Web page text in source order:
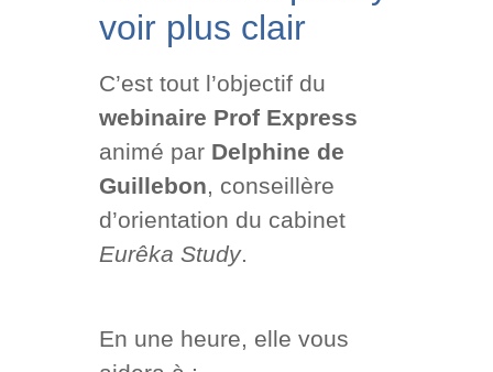
voir plus clair
C’est tout l’objectif du
webinaire Prof Express
animé par Delphine de
Guillebon, conseillère
d’orientation du cabinet
Eurêka Study.
En une heure, elle vous